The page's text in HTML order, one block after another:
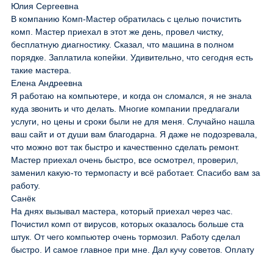
Юлия Сергеевна
В компанию Комп-Мастер обратилась с целью почистить
комп. Мастер приехал в этот же день, провел чистку,
бесплатную диагностику. Сказал, что машина в полном
порядке. Заплатила копейки. Удивительно, что сегодня есть
такие мастера.
Елена Андреевна
Я работаю на компьютере, и когда он сломался, я не знала
куда звонить и что делать. Многие компании предлагали
услуги, но цены и сроки были не для меня. Случайно нашла
ваш сайт и от души вам благодарна. Я даже не подозревала,
что можно вот так быстро и качественно сделать ремонт.
Мастер приехал очень быстро, все осмотрел, проверил,
заменил какую-то термопасту и всё работает. Спасибо вам за
работу.
Санёк
На днях вызывал мастера, который приехал через час.
Почистил комп от вирусов, которых оказалось больше ста
штук. От чего компьютер очень тормозил. Работу сделал
быстро. И самое главное при мне. Дал кучу советов. Оплату